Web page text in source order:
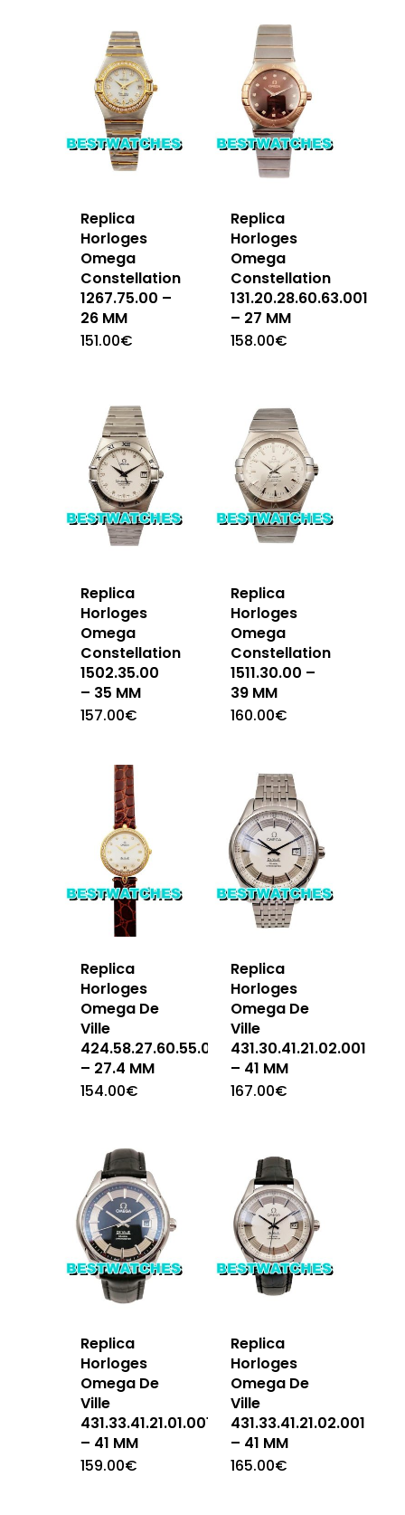
Replica
Horloges
Omega
Constellation
1267.75.00 –
26 MM
151.00€
Replica
Horloges
Omega
Constellation
131.20.28.60.63.001
– 27 MM
158.00€
Replica
Horloges
Omega
Constellation
1502.35.00
– 35 MM
157.00€
Replica
Horloges
Omega
Constellation
1511.30.00 –
39 MM
160.00€
Replica
Horloges
Omega De
Ville
424.58.27.60.55.001
– 27.4 MM
154.00€
Replica
Horloges
Omega De
Ville
431.30.41.21.02.001
– 41 MM
167.00€
Replica
Horloges
Omega De
Ville
431.33.41.21.01.001
– 41 MM
159.00€
Replica
Horloges
Omega De
Ville
431.33.41.21.02.001
– 41 MM
165.00€